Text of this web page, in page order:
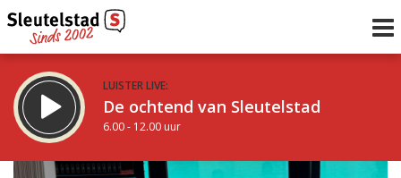
LUISTER LIVE:
De ochtend van Sleutelstad
6.00 - 12.00 uur
STRAKS: